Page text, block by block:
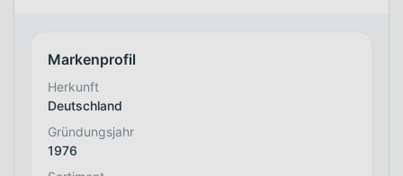
Markenprofil
Herkunft
Deutschland
Gründungsjahr
1976